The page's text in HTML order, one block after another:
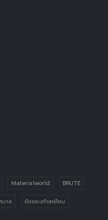
Materialworld BRUTE
บาล ถังขยะเท้าเหยียบ